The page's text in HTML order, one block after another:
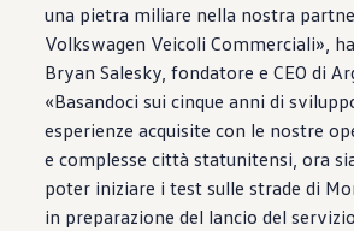
una pietra miliare nella nostra
Volkswagen Veicoli Commerciali»,
Bryan Salesky, fondatore e CEO di
«Basandoci sui cinque anni di
esperienze acquisite con le nostre
e complesse città statunitensi, ora
poter iniziare i test sulle strade di
in preparazione del lancio del